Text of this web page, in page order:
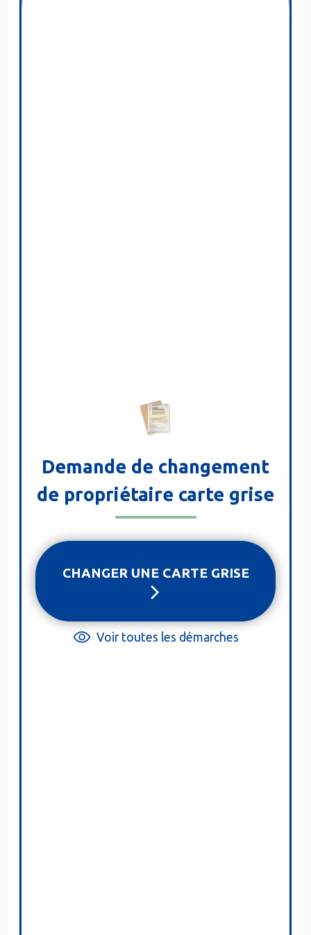
Demande de changement
de propriétaire carte grise
CHANGER UNE CARTE GRISE
Voir toutes les démarches